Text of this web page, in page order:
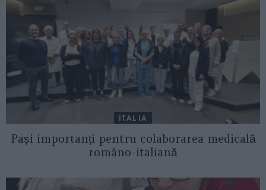
ITALIA
Pași importanți pentru colaborarea medicală
româno-italiană